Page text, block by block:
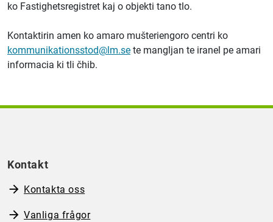
ko Fastighetsregistret kaj o objekti tano tlo.
Kontaktirin amen ko amaro mušteriengoro centri ko
kommunikationsstod@lm.se te mangljan te iranel pe amari
informacia ki tli čhib.
Kontakt
Kontakta oss
Vanliga frågor